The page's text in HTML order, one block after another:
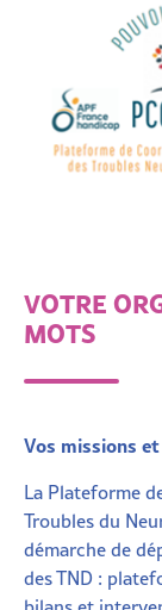
VOTRE
MOTS
Vos missions
La Plateforme
Troubles du
démarche de
des TND :